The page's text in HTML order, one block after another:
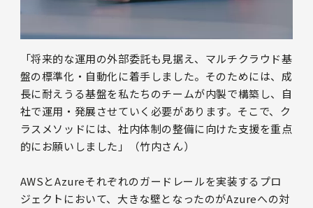
「将来的な運用の外部委託も見据え、マルチクラウド基
盤の標準化・自動化に着手しました。そのためには、成
長に耐えうる基盤を私たちのチームが内製で構築し、自
社で運用・発展させていく必要があります。そこで、ク
ラスメソッドには、社内体制の整備に向けた支援を重点
的にお願いしました」（竹内さん）
AWSとAzureそれぞれのガードレールを実装するプロ
ジェクトにおいて、大きな壁となったのがAzureへの対